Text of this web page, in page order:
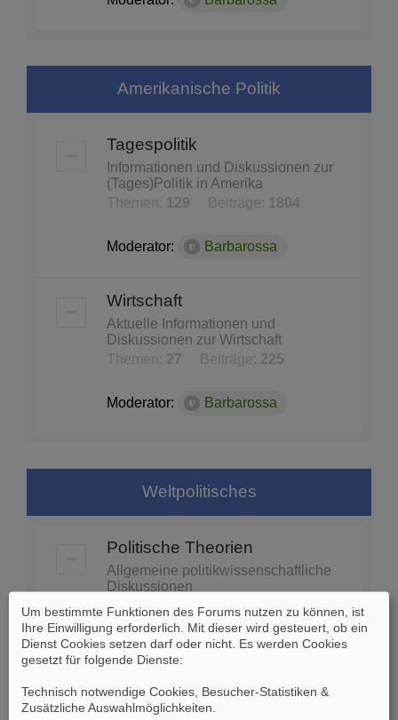
Amerikanische Politik
Tagespolitik
Informationen und Diskussionen zur
(Tages)Politik in Amerika
Themen:
129 Beiträge: 1804
Moderator: Barbarossa
Wirtschaft
Aktuelle Informationen und
Diskussionen zur Wirtschaft
Themen: 27 Beiträge: 225
Moderator: Barbarossa
Weltpolitisches
Politische Theorien
Allgemeine politikwissenschaftliche
Diskussionen
Themen:
74 Beiträge:1453
Moderator: Barbarossa
Globale Politik - Organisationen
Um bestimmte Funktionen des Forums nutzen zu können, ist
Ihre Einwilligung erforderlich. Mit dieser wird gesteuert, ob ein
Dienst Cookies setzen darf oder nicht. Es werden Cookies
gesetzt für folgende Dienste:
Technisch notwendige Cookies, Besucher-Statistiken &
Zusätzliche Auswahlmöglichkeiten